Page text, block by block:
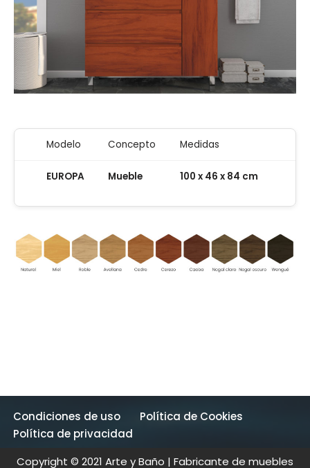
Modelo Concepto Medidas
EUROPA Mueble 100 x 46 x 84 cm
Condiciones de uso
Política de Cookies
Política de privacidad
Copyright © 2021 Arte y Baño | Fabricante de muebles